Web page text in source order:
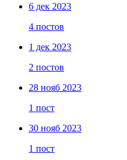
6 дек 2023
4 постов
1 дек 2023
2 постов
28 нояб 2023
1 пост
30 нояб 2023
1 пост